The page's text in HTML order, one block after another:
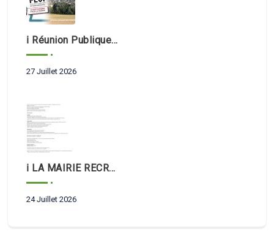
ℹ️ Réunion Publique PLUi 📢
27 Juillet 2026
ℹ️ LA MAIRIE RECRUTE 📣
24 Juillet 2026